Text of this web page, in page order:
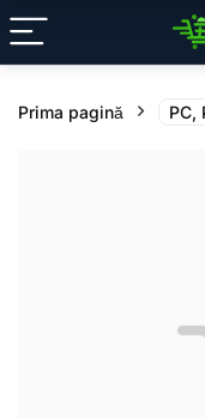
Prima pagină PC,